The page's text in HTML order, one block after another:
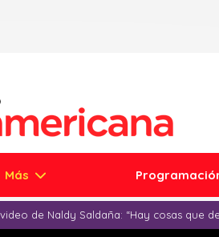
Más
de Naldy Saldaña: “Hay cosas que